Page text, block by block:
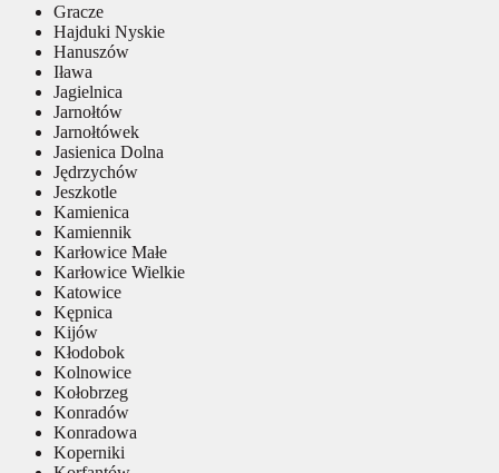
Gracze
Hajduki Nyskie
Hanuszów
Iława
Jagielnica
Jarnołtów
Jarnołtówek
Jasienica Dolna
Jędrzychów
Jeszkotle
Kamienica
Kamiennik
Karłowice Małe
Karłowice Wielkie
Katowice
Kępnica
Kijów
Kłodobok
Kolnowice
Kołobrzeg
Konradów
Konradowa
Koperniki